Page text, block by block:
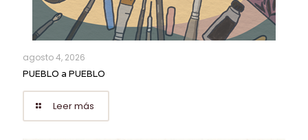
agosto 4, 2026
PUEBLO a PUEBLO
Leer más